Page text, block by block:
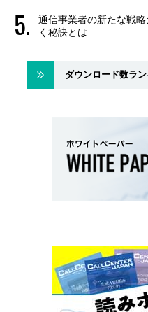
通信事業者の新たな戦
く秘訣とは
ダウンロード数ラ